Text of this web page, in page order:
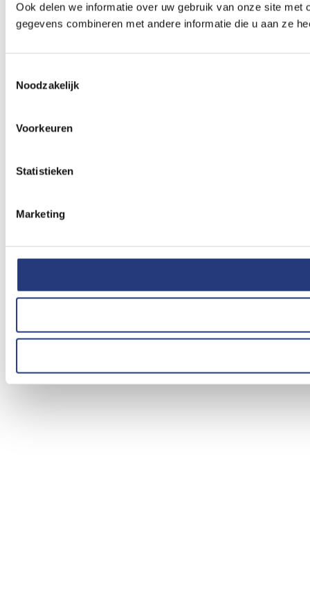
Ook delen we informatie over uw gebruik van onze site
gegevens combineren met andere informatie die u aan ze
Noodzakelijk
Voorkeuren
Statistieken
Marketing